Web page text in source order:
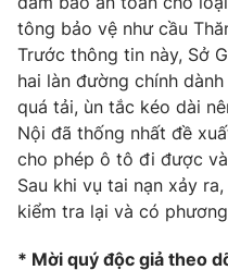
Liên hệ tòa soạn
THỜI BÁO VTV
tông bảo vệ như cầu
Trước thông tin này, Sở
hai làn đường chính
quá tải, ùn tắc kéo dài
Nội đã thống nhất đề
cho phép ô tô đi được
Sau khi vụ tai nạn xảy
kiểm tra lại và có
* Mời quý độc giả theo